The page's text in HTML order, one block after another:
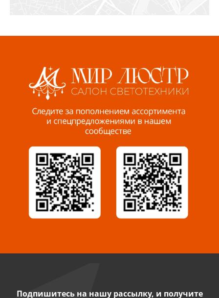
Пенза, ул. Пролетарская, 61 ТЦ "Стройбери"
Миасс, ул. Романенко, 95
8 922 500 30 39
Сызрань, ул. Декабристов, 1А
8 927 009 54 63
Саратов, ул. Танкистов, 37 (БЦ «Дикомп»)
Подпишитесь на нашу рассылку, и получите